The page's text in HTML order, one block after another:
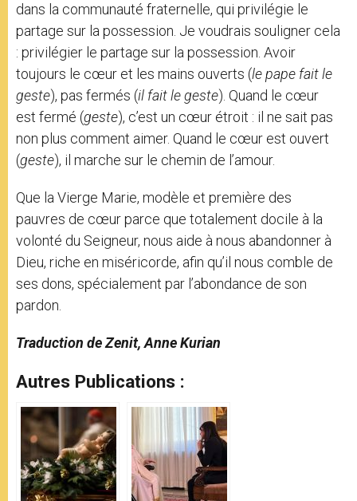
dans la communauté fraternelle, qui privilégie le
partage sur la possession. Je voudrais souligner cela
: privilégier le partage sur la possession. Avoir
toujours le cœur et les mains ouverts (le pape fait le
geste), pas fermés (il fait le geste). Quand le cœur
est fermé (geste), c’est un cœur étroit : il ne sait pas
non plus comment aimer. Quand le cœur est ouvert
(geste), il marche sur le chemin de l’amour.
Que la Vierge Marie, modèle et première des
pauvres de cœur parce que totalement docile à la
volonté du Seigneur, nous aide à nous abandonner à
Dieu, riche en miséricorde, afin qu’il nous comble de
ses dons, spécialement par l’abondance de son
pardon.
Traduction de Zenit, Anne Kurian
Autres Publications :